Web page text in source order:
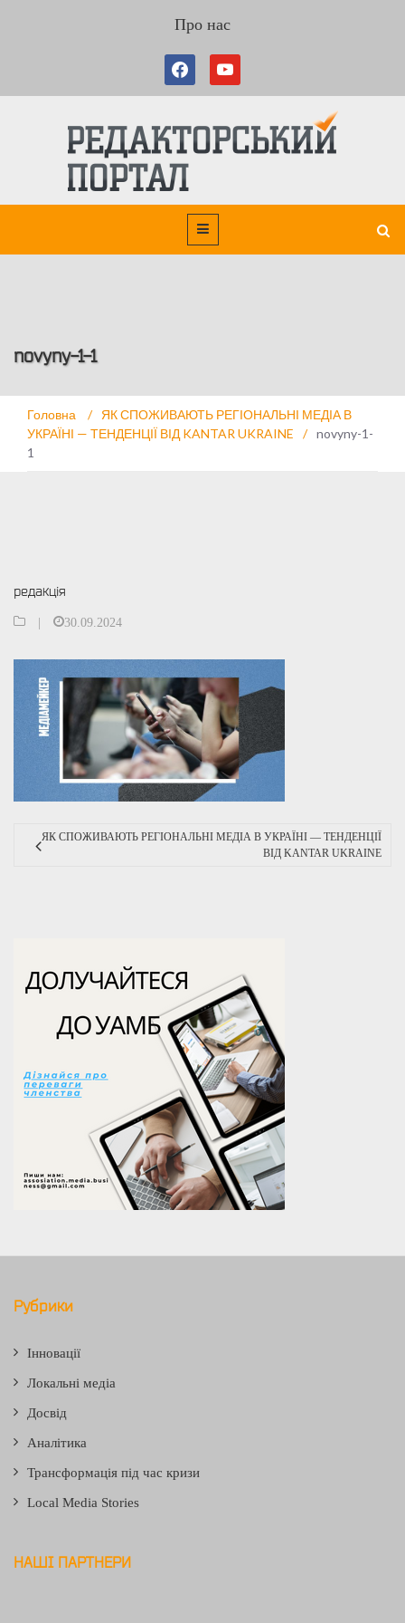
Про нас
novyny-1-1
Головна /
ЯК СПОЖИВАЮТЬ РЕГІОНАЛЬНІ МЕДІА В
УКРАЇНІ — ТЕНДЕНЦІЇ ВІД KANTAR UKRAINE
/ novyny-1-
1
редакція
30.09.2024
ЯК СПОЖИВАЮТЬ РЕГІОНАЛЬНІ МЕДІА В УКРАЇНІ — ТЕНДЕНЦІЇ
ВІД KANTAR UKRAINE
Рубрики
Інновації
Локальні медіа
Досвід
Аналітика
Трансформація під час кризи
Local Media Stories
НАШІ ПАРТНЕРИ